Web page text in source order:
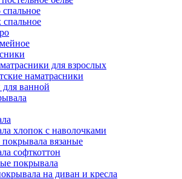
спальное
спальное
для взрослых
наматрасники
ванной
хлопок с наволочками
вязаные
софткоттон
покрывала
на диван и кресла